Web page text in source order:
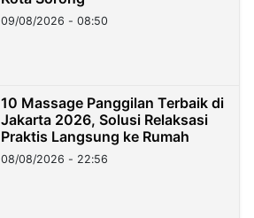
09/08/2026 - 08:50
10 Massage Panggilan Terbaik di
Jakarta 2026, Solusi Relaksasi
Praktis Langsung ke Rumah
08/08/2026 - 22:56